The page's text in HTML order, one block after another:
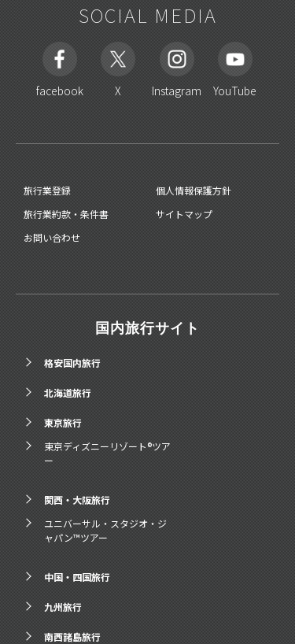
SOCIAL MEDIA
facebook X Instagram YouTube
旅行業登録
個人情報保護方針
旅行業約款・条件書
サイトマップ
お問い合わせ
国内旅行サイト
格安国内旅行
北海道旅行
東京旅行
東京ディズニーリゾート®ツア
ー
関西・大阪旅行
ユニバーサル・スタジオ・ジ
ャパン™ツアー
中国・四国旅行
九州旅行
南西諸島旅行